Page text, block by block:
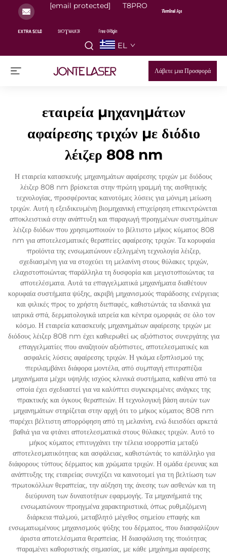
[email protected] T8PRO
EL
Λάβετε μια Προσφορά
εταιρεία μηχανημάτων
αφαίρεσης τριχών με διόδιο
λέιζερ 808 nm
Η εταιρεία κατασκευής μηχανημάτων αφαίρεσης τριχών με διόδους
λέιζερ 808 nm βρίσκεται στην πρώτη γραμμή της αισθητικής
τεχνολογίας, προσφέροντας καινοτόμες λύσεις για μόνιμη μείωση
τριχών. Αυτή η εξειδικευμένη βιομηχανική επιχείρηση επικεντρώνεται
αποκλειστικά στην ανάπτυξη και παραγωγή προηγμένων συστημάτων
λέιζερ διόδων που χρησιμοποιούν το βέλτιστο μήκος κύματος 808
nm για αποτελεσματικές θεραπείες αφαίρεσης τριχών. Τα κορυφαία
προϊόντα της ενσωματώνουν εξελιγμένη τεχνολογία λέιζερ,
σχεδιασμένη για να στοχεύει τη μελανίνη στους θύλακες τριχών,
ελαχιστοποιώντας παράλληλα τη δυσφορία και μεγιστοποιώντας τα
αποτελέσματα. Αυτά τα επαγγελματικά μηχανήματα διαθέτουν
κορυφαία συστήματα ψύξης, ακριβή μηχανισμούς παράδοσης ενέργειας
και φιλικές προς το χρήστη διεπαφές, καθιστώντάς τα ιδανικά για
ιατρικά σπά, δερματολογικά ιατρεία και κέντρα ομορφιάς σε όλο τον
κόσμο. Η εταιρεία κατασκευής μηχανημάτων αφαίρεσης τριχών με
διόδους λέιζερ 808 nm έχει καθιερωθεί ως αξιόπιστος συνεργάτης για
επαγγελματίες που αναζητούν αξιόπιστες, αποτελεσματικές και
ασφαλείς λύσεις αφαίρεσης τριχών. Η γκάμα εξοπλισμού της
περιλαμβάνει διάφορα μοντέλα, από συμπαγή επιτραπέζια
μηχανήματα μέχρι υψηλής ισχύος κλινικά συστήματα, καθένα από τα
οποία έχει σχεδιαστεί για να καλύπτει συγκεκριμένες ανάγκες της
πρακτικής και όγκους θεραπειών. Η τεχνολογική βάση αυτών των
μηχανημάτων στηρίζεται στην αρχή ότι το μήκος κύματος 808 nm
παρέχει βέλτιστη απορρόφηση από τη μελανίνη, ενώ διεισδύει αρκετά
βαθιά για να φτάνει αποτελεσματικά στους θύλακες τριχών. Αυτό το
μήκος κύματος επιτυγχάνει την τέλεια ισορροπία μεταξύ
αποτελεσματικότητας και ασφάλειας, καθιστώντάς το κατάλληλο για
διάφορους τύπους δέρματος και χρώματα τριχών. Η ομάδα έρευνας και
ανάπτυξης της εταιρείας συνεχίζει να καινοτομεί για τη βελτίωση των
πρωτοκόλλων θεραπείας, την αύξηση της άνεσης των ασθενών και τη
διεύρυνση των δυνατοτήτων εφαρμογής. Τα μηχανήματά της
ενσωματώνουν προηγμένα χαρακτηριστικά, όπως ρυθμιζόμενη
διάρκεια παλμού, μεταβλητό μέγεθος σημείου επαφής και
ενσωματωμένους μηχανισμούς ψύξης του δέρματος, που διασφαλίζουν
άριστα αποτελέσματα θεραπείας. Η διασφάλιση της ποιότητας
παραμένει καθοριστικής σημασίας, με κάθε μηχάνημα αφαίρεσης